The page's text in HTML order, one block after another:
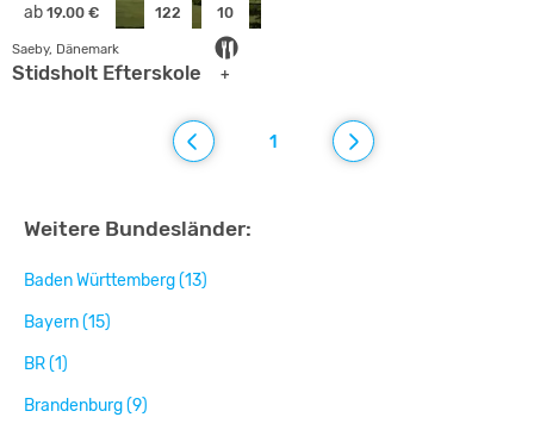
ab 19.00 € 122 10
+
Saeby, Dänemark
Stidsholt Efterskole
1
Weitere Bundesländer:
Baden Württemberg (13)
Bayern (15)
BR (1)
Brandenburg (9)